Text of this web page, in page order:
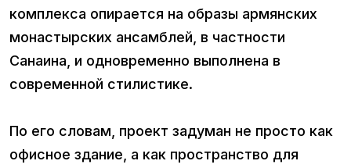
комплекса опирается на образы армянских
монастырских ансамблей, в частности
Санаина, и одновременно выполнена в
современной стилистике.
По его словам, проект задуман не просто как
офисное здание, а как пространство для